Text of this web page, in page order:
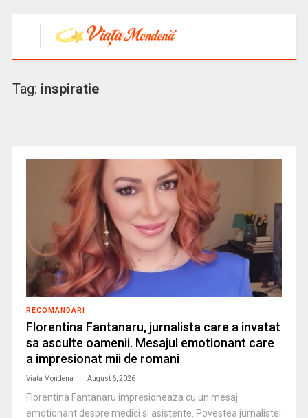
Tag: inspiratie
RECOMANDARI
Florentina Fantanaru, jurnalista care a invatat
sa asculte oamenii. Mesajul emotionant care
a impresionat mii de romani
Viata Mondena August 6, 2026
Florentina Fantanaru impresioneaza cu un mesaj
emotionant despre medici si asistente. Povestea jurnalistei